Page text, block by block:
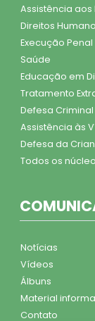
Assistência aos
Direitos
Execução Penal
Saúde
Educação em
Tratamento
Defesa Criminal
Assistência às
Defesa da
Todos os
Notícias
Vídeos
Álbuns
Material
Contato